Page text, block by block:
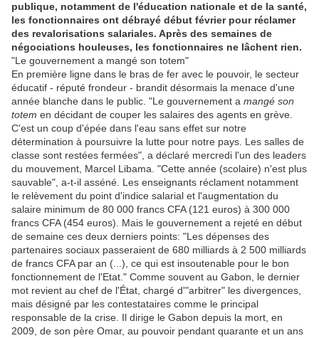
publique, notamment de l'éducation nationale et de la santé,
les fonctionnaires ont débrayé début février pour réclamer
des revalorisations salariales. Après des semaines de
négociations houleuses, les fonctionnaires ne lâchent rien.
"Le gouvernement a mangé son totem"
En première ligne dans le bras de fer avec le pouvoir, le secteur
éducatif - réputé frondeur - brandit désormais la menace d'une
année blanche dans le public. "Le gouvernement a mangé son
totem en décidant de couper les salaires des agents en grève.
C'est un coup d'épée dans l'eau sans effet sur notre
détermination à poursuivre la lutte pour notre pays. Les salles de
classe sont restées fermées", a déclaré mercredi l'un des leaders
du mouvement, Marcel Libama. "Cette année (scolaire) n'est plus
sauvable", a-t-il asséné. Les enseignants réclament notamment
le relèvement du point d'indice salarial et l'augmentation du
salaire minimum de 80 000 francs CFA (121 euros) à 300 000
francs CFA (454 euros). Mais le gouvernement a rejeté en début
de semaine ces deux derniers points: "Les dépenses des
partenaires sociaux passeraient de 680 milliards à 2 500 milliards
de francs CFA par an (...), ce qui est insoutenable pour le bon
fonctionnement de l'Etat." Comme souvent au Gabon, le dernier
mot revient au chef de l'État, chargé d'"arbitrer" les divergences,
mais désigné par les contestataires comme le principal
responsable de la crise. Il dirige le Gabon depuis la mort, en
2009, de son père Omar, au pouvoir pendant quarante et un ans